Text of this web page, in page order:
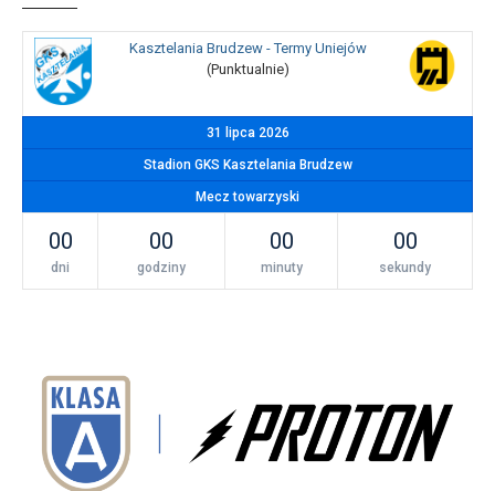
Kasztelania Brudzew - Termy Uniejów
(Punktualnie)
31 lipca 2026
Stadion GKS Kasztelania Brudzew
Mecz towarzyski
00
dni
00
godziny
00
minuty
00
sekundy